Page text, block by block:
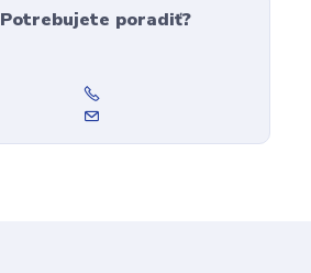
Potrebujete poradiť?